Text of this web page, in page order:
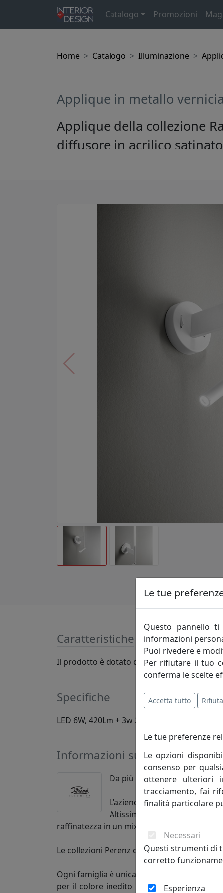
Catalogo Promozioni
Home Catalogo Illuminazione
Applique in metallo
Applique della collezione
diffusore in acrilico
Caratteristiche
Il prodotto è dotato di un kit luce con led
Specifiche
LED 6W, 420Lm + 3w 210Lm 3000K,
Informazioni sul brand
Da più di 50 anni disegnamo
L’azienda nata nel 1962
Altissima qualità, design
raffinatezza in un mix di forme, luci e colori.
Le collezioni Perenz coniugano prestigio e
Ogni famiglia è unica. Noi di Perenz lo
per il colore inedito ma soprattutto per
Le tue
Questo pannello
informazioni
Puoi rivedere e
Per rifiutare il tuo
conferma le scelte
Accetta tutto
Le tue preferenze
Le opzioni
consenso per
ottenere ulteriori
tracciamento, fai
finalità particolare
Necessari
Questi strumenti di
corretto
Esperienza